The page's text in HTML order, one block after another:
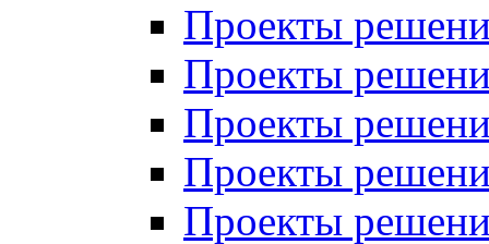
Проекты
Проекты
Проекты
Проекты
Проекты